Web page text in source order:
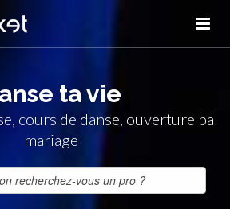
ta vie
cours de danse, ouverture bal
mariage